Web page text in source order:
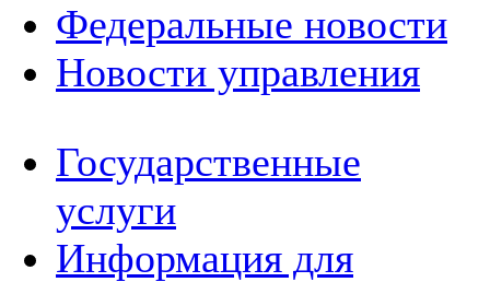
Федеральные новости
Новости управления
Государственные
услуги
Информация для